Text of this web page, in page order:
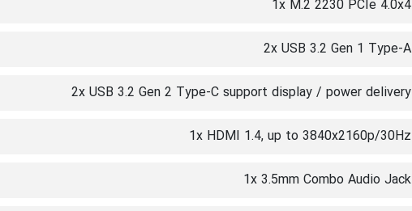
1x M.2 2230 PCIe 4.0x4
2x USB 3.2 Gen 1 Type-A
2x USB 3.2 Gen 2 Type-C support display / power delivery
1x HDMI 1.4, up to 3840x2160p/30Hz
1x 3.5mm Combo Audio Jack